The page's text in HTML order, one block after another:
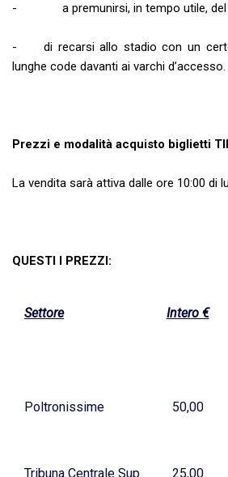
- a premunirsi, in tempo utile, del
- di recarsi allo stadio con un
lunghe code davanti ai varchi d’accesso.
Prezzi e modalità acquisto biglietti
La vendita sarà attiva dalle ore 10:00 di
QUESTI I PREZZI:
Settore Intero €
Poltronissime 50,00
Tribuna Centrale Sup. 25,00